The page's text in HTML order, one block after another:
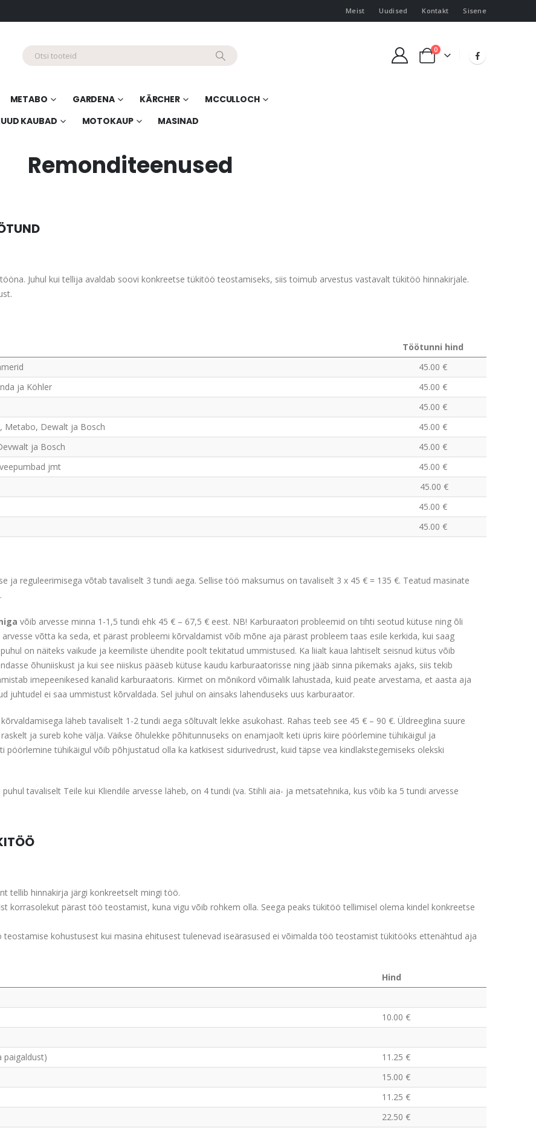
Meist Uudised Kontakt Sisene
0
METABO GARDENA KÄRCHER
MCCULLOCH
KAUBAD MOTOKAUP MASINAD
Remonditeenused
Juhul kui tellija avaldab soovi konkreetse tükitöö teostamiseks, siis toimub arvestus vastavalt tükitöö hinnakirjale.
Töötunni hind
45.00 €
ja Köhler
45.00 €
45.00 €
Metabo, Dewalt ja Bosch
45.00 €
ja Bosch
45.00 €
jmt
45.00 €
45.00 €
45.00 €
45.00 €
ja reguleerimisega võtab tavaliselt 3 tundi aega. Sellise töö maksumus on tavaliselt 3 x 45 € = 135 €. Teatud masinate
võib arvesse minna 1-1,5 tundi ehk 45 € – 67,5 € eest. NB! Karburaatori probleemid on tihti seotud kütuse ning õli
võtta ka seda, et pärast probleemi kõrvaldamist võib mõne aja pärast probleem taas esile kerkida, kui saag
on näiteks vaikude ja keemiliste ühendite poolt tekitatud ummistused. Ka liialt kaua lahtiselt seisnud kütus võib
õhuniiskust ja kui see niiskus pääseb kütuse kaudu karburaatorisse ning jääb sinna pikemaks ajaks, siis tekib
imepeenikesed kanalid karburaatoris. Kirmet on mõnikord võimalik lahustada, kuid peate arvestama, et aasta aja
juhtudel ei saa ummistust kõrvaldada. Sel juhul on ainsaks lahenduseks uus karburaator.
läheb tavaliselt 1-2 tundi aega sõltuvalt lekke asukohast. Rahas teeb see 45 € – 90 €. Üldreeglina suure
ja sureb kohe välja. Väikse õhulekke põhitunnuseks on enamjaolt keti üpris kiire pöörlemine tühikäigul ja
tühikäigul võib põhjustatud olla ka katkisest sidurivedrust, kuid täpse vea kindlakstegemiseks olekski
tavaliselt Teile kui Kliendile arvesse läheb, on 4 tundi (va. Stihli aia- ja metsatehnika, kus võib ka 5 tundi arvesse
tellib hinnakirja järgi konkreetselt mingi töö.
korrasolekut pärast töö teostamist, kuna vigu võib rohkem olla. Seega peaks tükitöö tellimisel olema kindel konkreetse
kohustusest kui masina ehitusest tulenevad iseärasused ei võimalda töö teostamist tükitööks ettenähtud aja
Hind
10.00 €
paigaldust)
11.25 €
15.00 €
11.25 €
22.50 €